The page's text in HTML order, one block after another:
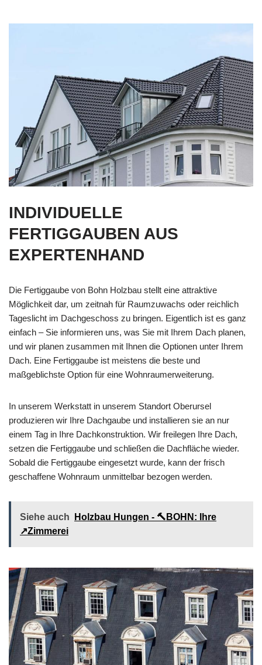
INDIVIDUELLE
FERTIGGAUBEN AUS
EXPERTENHAND
Die Fertiggaube von Bohn Holzbau stellt eine attraktive
Möglichkeit dar, um zeitnah für Raumzuwachs oder reichlich
Tageslicht im Dachgeschoss zu bringen. Eigentlich ist es ganz
einfach – Sie informieren uns, was Sie mit Ihrem Dach planen,
und wir planen zusammen mit Ihnen die Optionen unter Ihrem
Dach. Eine Fertiggaube ist meistens die beste und
maßgeblichste Option für eine Wohnraumerweiterung.
In unserem Werkstatt in unserem Standort Oberursel
produzieren wir Ihre Dachgaube und installieren sie an nur
einem Tag in Ihre Dachkonstruktion. Wir freilegen Ihre Dach,
setzen die Fertiggaube und schließen die Dachfläche wieder.
Sobald die Fertiggaube eingesetzt wurde, kann der frisch
geschaffene Wohnraum unmittelbar bezogen werden.
Siehe auch
Holzbau Hungen - 🔨BOHN: Ihre
↗️Zimmerei